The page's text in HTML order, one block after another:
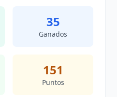
35
Ganados
151
Puntos